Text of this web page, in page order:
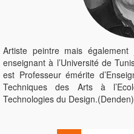
Artiste peintre mais
enseignant à l’Université de
est Professeur émérite
Techniques des Arts à
Technologies du